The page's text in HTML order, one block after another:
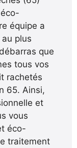
équipe a
plus
que
tous vos
rachetés
65. Ainsi,
et
vous
éco-
traitement